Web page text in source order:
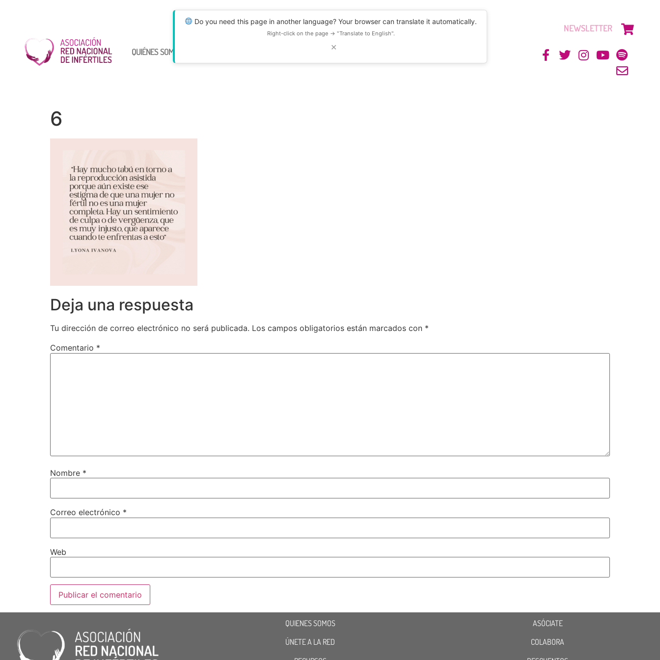
Do you need this page in another language? Your browser can translate it automatically.
Right-click on the page → "Translate to English".
✕
QUIÉNES SOMOS RECURSOS
NEWSLETTER
6
Deja una respuesta
Tu dirección de correo electrónico no será publicada. Los campos obligatorios están marcados con *
Comentario *
Nombre *
Correo electrónico *
Web
QUIENES SOMOS
ÚNETE A LA RED
ASÓCIATE
COLABORA